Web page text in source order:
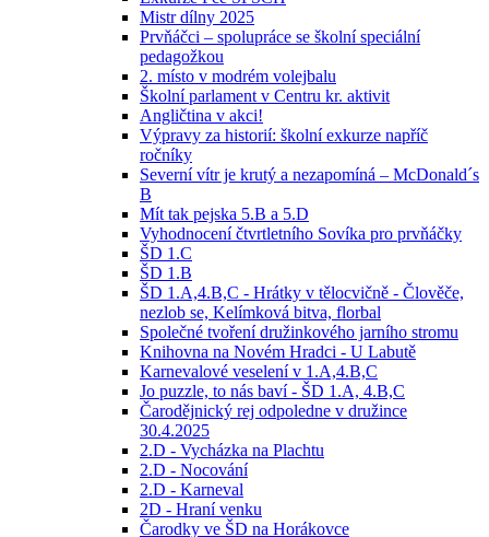
Mistr dílny 2025
Prvňáčci – spolupráce se školní speciální
pedagožkou
2. místo v modrém volejbalu
Školní parlament v Centru kr. aktivit
Angličtina v akci!
Výpravy za historií: školní exkurze napříč
ročníky
Severní vítr je krutý a nezapomíná – McDonald´s
B
Mít tak pejska 5.B a 5.D
Vyhodnocení čtvrtletního Sovíka pro prvňáčky
ŠD 1.C
ŠD 1.B
ŠD 1.A,4.B,C - Hrátky v tělocvičně - Člověče,
nezlob se, Kelímková bitva, florbal
Společné tvoření družinkového jarního stromu
Knihovna na Novém Hradci - U Labutě
Karnevalové veselení v 1.A,4.B,C
Jo puzzle, to nás baví - ŠD 1.A, 4.B,C
Čarodějnický rej odpoledne v družince
30.4.2025
2.D - Vycházka na Plachtu
2.D - Nocování
2.D - Karneval
2D - Hraní venku
Čarodky ve ŠD na Horákovce